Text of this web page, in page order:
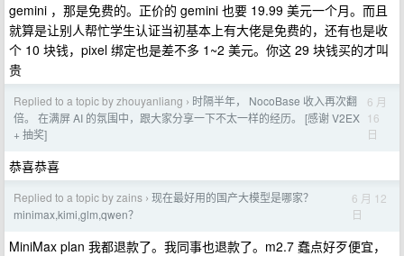
gemini ，那是免费的。正价的 gemini 也要 19.99 美元一个月。而且
就算是让别人帮忙学生认证当初基本上有大佬是免费的，还有也是收
个 10 块钱，pixel 绑定也是差不多 1~2 美元。你这 29 块钱买的才叫
贵
Replied to a topic by zhouyanliang › 时隔半年， NocoBase 收入再次翻
倍。 在满屏 AI 的氛围中，跟大家分享一下不太一样的经历。 [感谢 V2EX
+ 抽奖]
6 月
16
日
恭喜恭喜
Replied to a topic by zains › 现在最好用的国产大模型是哪家？
minimax,kimi,glm,qwen？
6 月 12
日
MiniMax plan 我都退款了。我同事也退款了。m2.7 蠢点好歹便宜，